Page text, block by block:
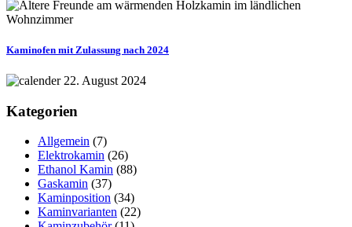
Kaminofen mit Zulassung nach 2024
22. August 2024
Kategorien
Allgemein (7)
Elektrokamin (26)
Ethanol Kamin (88)
Gaskamin (37)
Kaminposition (34)
Kaminvarianten (22)